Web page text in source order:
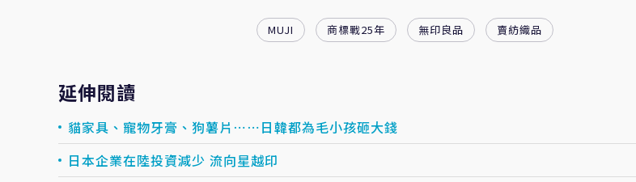
MUJI 商標戰25年 無印良品 賣紡織品
延伸閱讀
貓家具、寵物牙膏、狗薯片⋯⋯日韓都為毛小孩砸大錢
日本企業在陸投資減少 流向星越印